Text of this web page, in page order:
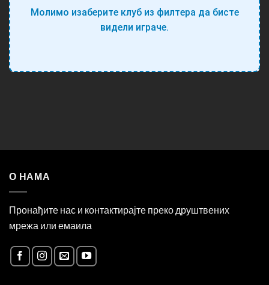
Молимо изаберите клуб из филтера да бисте
видели играче.
О НАМА
Пронађите нас и контактирајте преко друштвених
мрежа или емаила